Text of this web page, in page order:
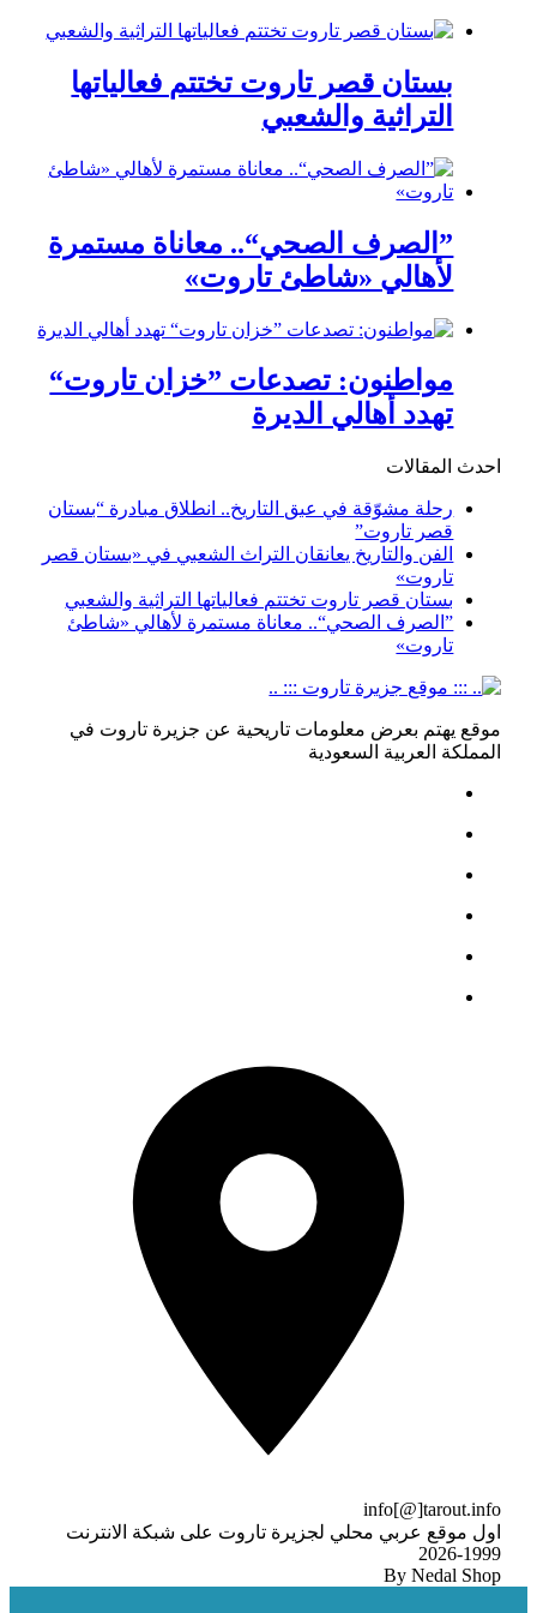
بستان قصر تاروت تختتم فعالياتها
التراثية والشعبي
”الصرف الصحي“.. معاناة مستمرة
لأهالي «شاطئ تاروت»
مواطنون: تصدعات ”خزان تاروت“
تهدد أهالي الديرة
احدث المقالات
رحلة مشوّقة في عبق التاريخ.. انطلاق مبادرة “بستان
قصر تاروت”
الفن والتاريخ يعانقان التراث الشعبي في «بستان قصر
تاروت»
بستان قصر تاروت تختتم فعالياتها التراثية والشعبي
”الصرف الصحي“.. معاناة مستمرة لأهالي «شاطئ
تاروت»
موقع يهتم بعرض معلومات تاريحية عن جزيرة تاروت في
المملكة العربية السعودية
info[@]tarout.info
اول موقع عربي محلي لجزيرة تاروت على شبكة الانترنت
1999-2026
By Nedal Shop